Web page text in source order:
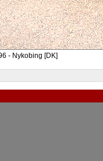
- Nykobing [DK]